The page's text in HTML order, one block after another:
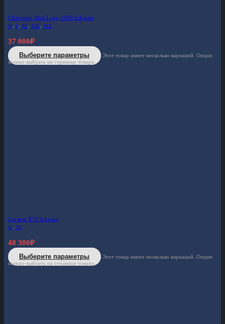
Clearwater Men Long-1056 Schwarz
M, L, XL, 2XL, 3XL
37 000₽
Выберите параметры
Этот товар имеет несколько вариаций. Опции
можно выбрать на странице товара.
Levante-870 Schwarz
M, XL
48 300₽
Выберите параметры
Этот товар имеет несколько вариаций. Опции
можно выбрать на странице товара.